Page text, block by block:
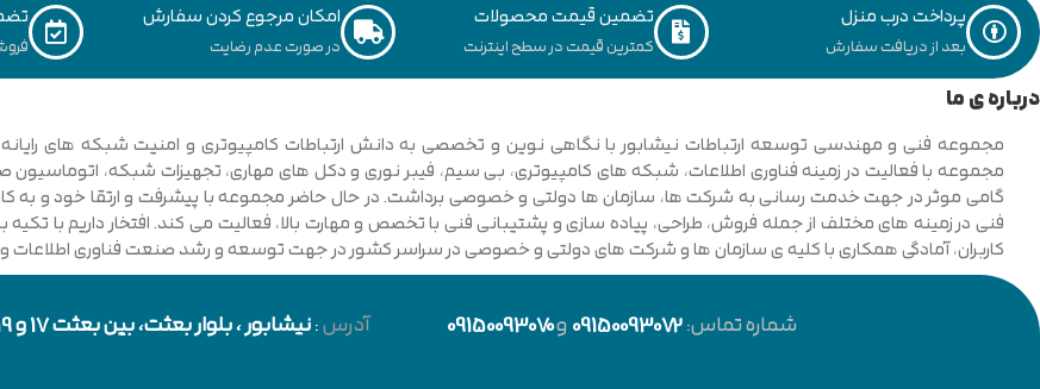
پرداخت درب منزل
بعد از دریافت سفارش
تضمین قیمت محصولات
کمترین قیمت در سطح اینترنت
امکان مرجوع کردن سفارش
در صورت عدم رضایت
درباره ی ما
فنی در زمینه های مختلف از جمله فروش، طراحی، پیاده سازی و پشتیبانی فنی با تخصص و مهارت بالا، فعالیت می کند. افتخار داریم با
کاربران، آمادگی همکاری با کلیه ی سازمان ها و شرکت های دولتی و خصوصی در سراسر کشور در جهت توسعه و رشد صنعت فناوری اطلاعات و
شماره تماس:09150093072و09150093070 آدرس:نیشابور، بلوار بعثت، بین بعثت 17 و 19 ، (حد فاصل بلوار شورا و خیابان دارایی)